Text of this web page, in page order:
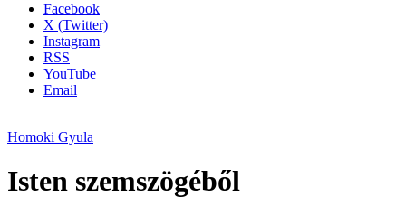
Facebook
X (Twitter)
Instagram
RSS
YouTube
Email
Homoki Gyula
Isten szemszögéből